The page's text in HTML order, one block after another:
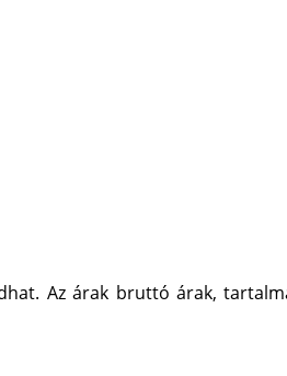
Az árak bruttó árak,